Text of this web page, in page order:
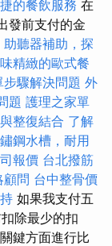
的餐飲服務 在
發前支付的金
助聽器補助，探
精緻的歐式餐
驟解決問題 外
題 護理之家單
整復結合 了解
鋼水槽，耐用
報價 台北撥筋
顧問 台中整骨價
如果我支付五
除最少的扣
鍵方面進行比